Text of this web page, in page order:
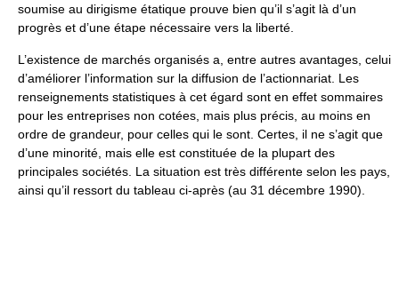
soumise au dirigisme étatique prouve bien qu’il s’agit là d’un
progrès et d’une étape nécessaire vers la liberté.
L’existence de marchés organisés a, entre autres avantages, celui
d’améliorer l’information sur la diffusion de l’actionnariat. Les
renseignements statistiques à cet égard sont en effet sommaires
pour les entreprises non cotées, mais plus précis, au moins en
ordre de grandeur, pour celles qui le sont. Certes, il ne s’agit que
d’une minorité, mais elle est constituée de la plupart des
principales sociétés. La situation est très différente selon les pays,
ainsi qu’il ressort du tableau ci-après (au 31 décembre 1990).